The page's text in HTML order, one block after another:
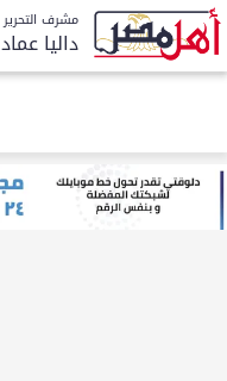
مشرف التحرير
داليا عماد